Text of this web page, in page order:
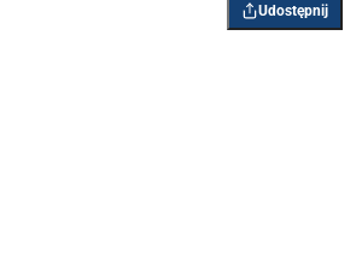
Udostępnij